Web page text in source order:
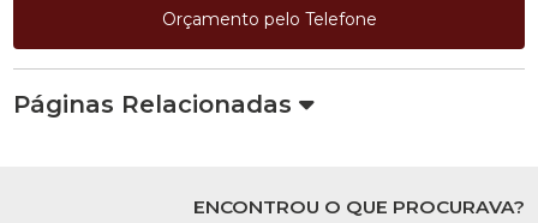
Orçamento pelo Telefone
Páginas Relacionadas
ENCONTROU O QUE PROCURAVA?